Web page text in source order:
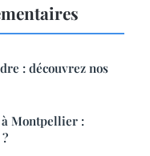
: découvrez nos
Montpellier :